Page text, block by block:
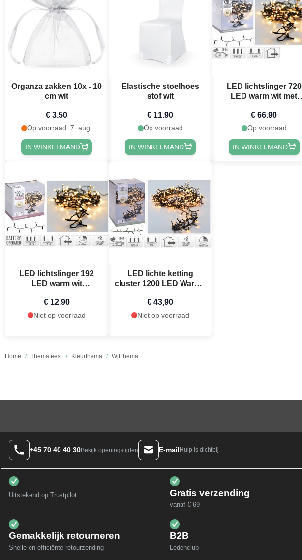
Home / Themafeest / Kleurthema / Wit thema
Organza zakken 10x - 10
cm wit
€ 3,50
Op voorraad: 7. aug.
IN WINKELMAND
Elastische stoelhoes
stof wit
€ 11,90
Op voorraad
IN WINKELMAND
LED lichtslinger 720
LED warm wit met
€ 66,90
Op voorraad
IN WINKELMAND
LED lichtslinger 192
LED warm wit
14,5 m
€ 12,90
Niet op voorraad
LED lichte ketting
cluster 1200 LED Warme
€ 43,90
Niet op voorraad
+45 70 40 40 30Bekijk openingstijden E-mail Hulp is dichtbij
Uitstekend op Trustpilot Gratis verzending
vanaf € 69
Gemakkelijk retourneren
Snelle en efficiënte retourzending
B2B
Ledenclub